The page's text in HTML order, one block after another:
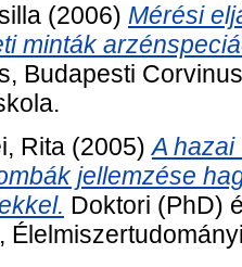
(2006) Mérési
minták
Budapesti
Rita (2005)A
jellemzése
Doktori (PhD)